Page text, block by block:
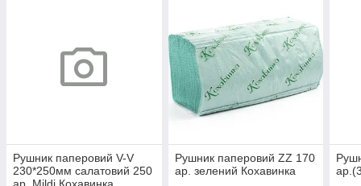
Рушник паперовий V-V
230*250мм салатовий 250
Рушник паперовий ZZ 170
ар. зелений Кохавинка